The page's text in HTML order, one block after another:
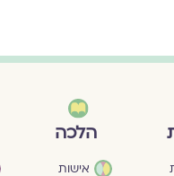
הלכה
אישות